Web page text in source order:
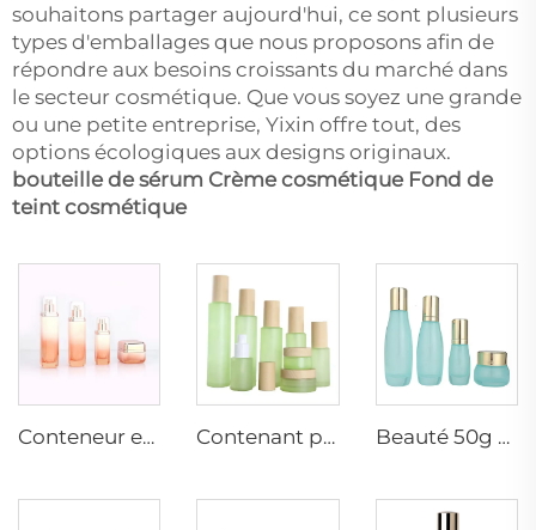
souhaitons partager aujourd'hui, ce sont plusieurs
types d'emballages que nous proposons afin de
répondre aux besoins croissants du marché dans
le secteur cosmétique. Que vous soyez une grande
ou une petite entreprise, Yixin offre tout, des
options écologiques aux designs originaux.
bouteille de sérum Crème cosmétique Fond de
teint cosmétique
Conteneur en verre 50g 40ml 100ml 120ml ensemble de conditionnement cosmétique lotion tonique sérum pot à pompe soin de la peau conditionnement en verre Contenant personnalisé 20g 30g 50g 30ml 40ml 60ml 100ml 120ml bouchon bambou emballage cosmétique vert pour soins de la peau en verre Beauté 50g 50ml 100ml 120ml flacon sérum peau bouteille quotidienne pompe soins de la peau emballage cosmétique fabricants conteneur